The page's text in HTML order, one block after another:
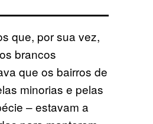
que, por sua vez,
brancos
que os bairros de
minorias e pelas
– estavam a